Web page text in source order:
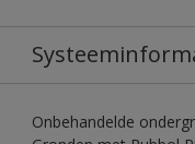
Onbehandelde